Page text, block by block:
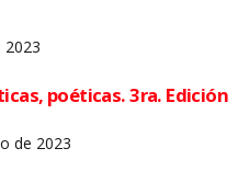
poéticas. 3ra. Edición
de 2023